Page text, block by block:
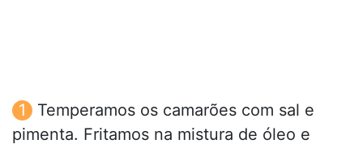
Temperamos os camarões com sal e
pimenta. Fritamos na mistura de óleo e